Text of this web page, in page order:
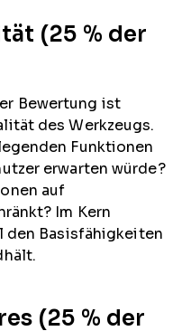
(25 % der
Bewertung ist
des Werkzeugs.
Funktionen
erwarten würde?
auf
Im Kern
den Basisfähigkeiten
(25 % der